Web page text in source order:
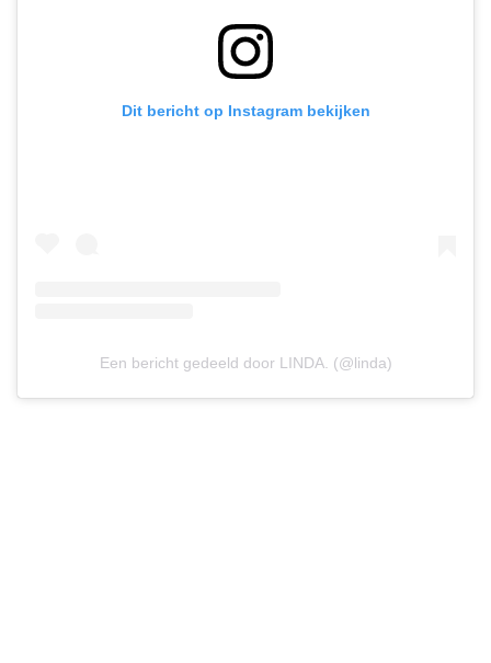
Dit bericht op Instagram bekijken
Een bericht gedeeld door LINDA. (@linda)